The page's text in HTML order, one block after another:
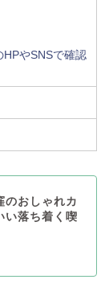
やSNSで確認
のおしゃれカ
い落ち着く喫